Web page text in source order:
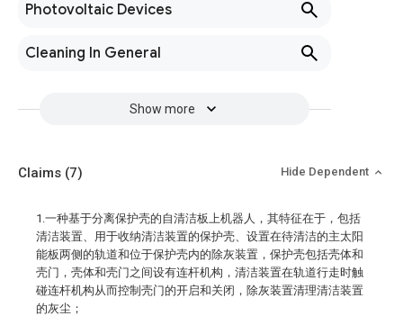
Photovoltaic Devices
Cleaning In General
Show more
Claims (7) Hide Dependent
1.一种基于分离保护壳的自清洁板上机器人，其特征在于，包括
清洁装置、用于收纳清洁装置的保护壳、设置在待清洁的主太阳
能板两侧的轨道和位于保护壳内的除灰装置，保护壳包括壳体和
壳门，壳体和壳门之间设有连杆机构，清洁装置在轨道行走时触
碰连杆机构从而控制壳门的开启和关闭，除灰装置清理清洁装置
的灰尘；